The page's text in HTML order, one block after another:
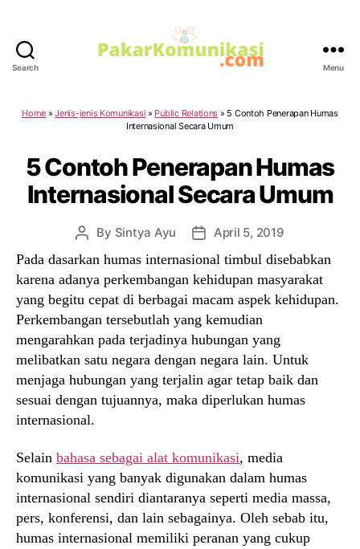
Search Menu
Home »Jenis-jenis Komunikasi » Public Relations » 5 Contoh Penerapan Humas
Internasional Secara Umum
5 Contoh Penerapan Humas
Internasional Secara Umum
Post
author
By Sintya Ayu
Post
date
April 5, 2019
Pada dasarkan humas internasional timbul disebabkan
karena adanya perkembangan kehidupan masyarakat
yang begitu cepat di berbagai macam aspek kehidupan.
Perkembangan tersebutlah yang kemudian
mengarahkan pada terjadinya hubungan yang
melibatkan satu negara dengan negara lain. Untuk
menjaga hubungan yang terjalin agar tetap baik dan
sesuai dengan tujuannya, maka diperlukan humas
internasional.
Selain bahasa sebagai alat komunikasi, media
komunikasi yang banyak digunakan dalam humas
internasional sendiri diantaranya seperti media massa,
pers, konferensi, dan lain sebagainya. Oleh sebab itu,
humas internasional memiliki peranan yang cukup